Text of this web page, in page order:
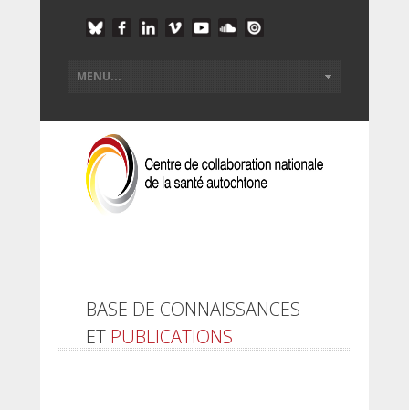
BASE DE CONNAISSANCES
ET PUBLICATIONS